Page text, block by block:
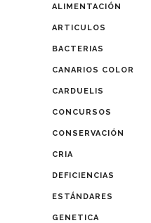
ALIMENTACIÓN
ARTICULOS
BACTERIAS
CANARIOS COLOR
CARDUELIS
CONCURSOS
CONSERVACIÓN
CRIA
DEFICIENCIAS
ESTÁNDARES
GENETICA